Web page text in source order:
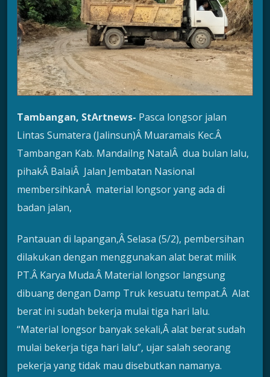
Tambangan, StArtnews- Pasca longsor jalan
Lintas Sumatera (Jalinsun)Â Muaramais Kec.Â
Tambangan Kab. Mandailng NatalÂ dua bulan lalu,
pihakÂ BalaiÂ Jalan Jembatan Nasional
membersihkanÂ material longsor yang ada di
badan jalan,
Pantauan di lapangan,Â Selasa (5/2), pembersihan
dilakukan dengan menggunakan alat berat milik
PT.Â Karya Muda.Â Material longsor langsung
dibuang dengan Damp Truk kesuatu tempat.Â Alat
berat ini sudah bekerja mulai tiga hari lalu.
“Material longsor banyak sekali,Â alat berat sudah
mulai bekerja tiga hari lalu”, ujar salah seorang
pekerja yang tidak mau disebutkan namanya.